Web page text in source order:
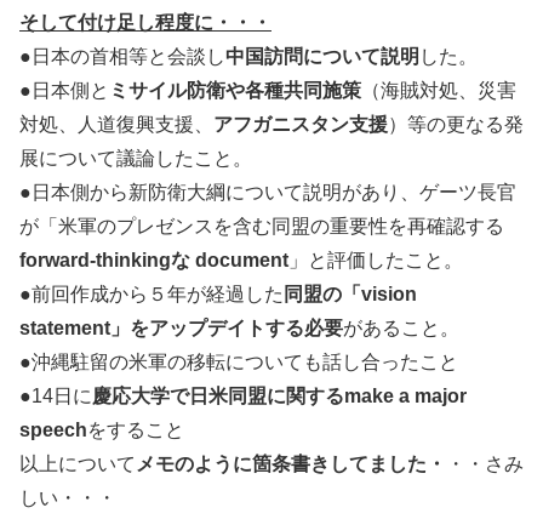
そして付け足し程度に・・・
●日本の首相等と会談し中国訪問について説明 した。
●日本側と ミサイル防衛や各種共同施策 （海賊対処、災害
対処、人道復興支援、 アフガニスタン支援）等の更なる発
展について議論したこと。
●日本側から新防衛大綱について説明があり、ゲーツ長官
が「米軍のプレゼンスを含む同盟の重要性を再確認する
forward-thinkingな document 」と評価したこと。
●前回作成から５年が経過した 同盟の「vision
statement」をアップデイトする必要があること。
●沖縄駐留の米軍の移転についても話し合ったこと
●14日に 慶応大学で日米同盟に関するmake a major
speechをすること
以上について メモのように箇条書きしてました・
・・さみ
しい・・・